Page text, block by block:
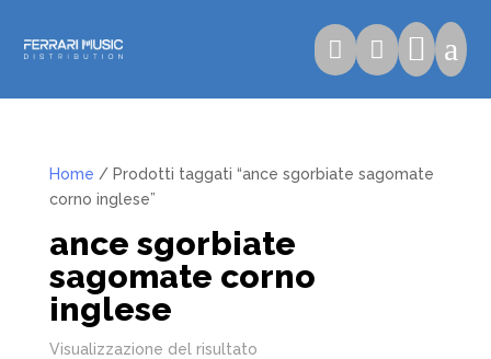
   a
Home / Prodotti taggati “ance sgorbiate sagomate
corno inglese”
ance sgorbiate
sagomate corno
inglese
Visualizzazione del risultato